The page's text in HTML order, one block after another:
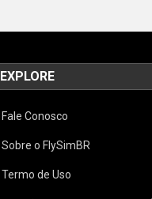
EXPLORE
Fale Conosco
Sobre o FlySimBR
Termo de Uso